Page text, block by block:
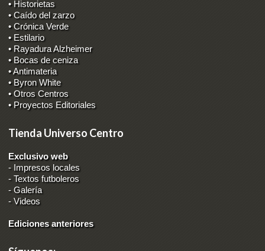
• Historietas
• Caído del zarzo
• Crónica Verde
• Estilario
• Rayadura Alzheimer
• Bocas de ceniza
• Antimateria
• Byron White
• Otros Centros
• Proyectos Editoriales
Tienda Universo Centro
Exclusivo web
- Impresos locales
-Textos futboleros
-Galería
-Videos
Ediciones anteriores